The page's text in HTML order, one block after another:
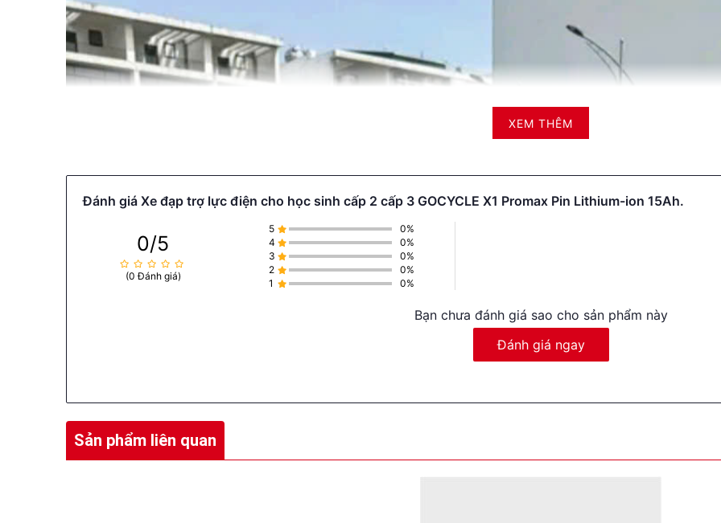
XEM THÊM
Đánh giá Xe đạp trợ lực điện cho học sinh cấp 2 cấp 3 GOCYCLE X1 Promax Pin Lithium-ion 15Ah.
0/5
(0 Đánh giá)
5
0%
4
0%
3
0%
2
0%
1
0%
Bạn chưa đánh giá sao cho sản phẩm này
Đánh giá ngay
Sản phẩm liên quan